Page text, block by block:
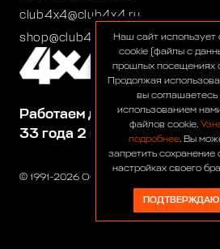
© 1991-2026 ООО «Сервис 4х4»
Работаем для вас:
33 года 2 месяца 23 дня
club4x4@club4x4.ru
shop@club4x4.ruНаш сайт использует
cookie (файлы с
прошлых посещениях
Продолжая
вы соглашаетесь
использованием
файлов cookie.
подробнее. Вы
запретить сохранение
настройках своего
ПОДТВЕРЖДАЮ